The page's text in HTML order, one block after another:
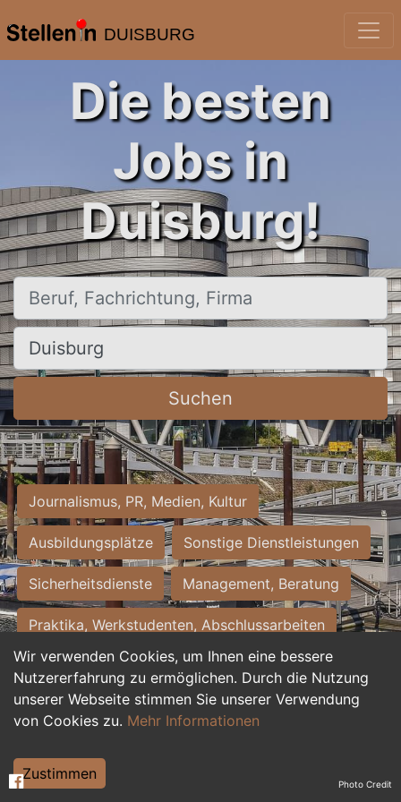
DUISBURG
Wir verwenden Cookies, um Ihnen eine bessere
Nutzererfahrung zu ermöglichen. Durch die Nutzung
unserer Webseite stimmen Sie unserer Verwendung
von Cookies zu. Mehr Informationen
Zustimmen
Die besten
Jobs in
Duisburg!
Beruf, Fachrichtung, Firma
Ort, Stadt
Suchen
Journalismus, PR, Medien, Kultur
Ausbildungsplätze Sonstige Dienstleistungen
Sicherheitsdienste Management, Beratung
Praktika, Werkstudenten, Abschlussarbeiten
Personalwesen Assistenz, Sekretariat
Hilfskräfte, Aushilfs- und Nebenjobs
Weiterbildung, Studium, duale Ausbildung Photo Credit